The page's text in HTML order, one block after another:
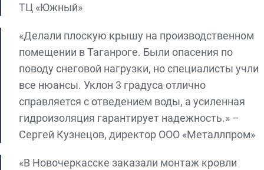
ТЦ «Южный»
«Делали плоскую крышу на производственном
помещении в Таганроге. Были опасения по
поводу снеговой нагрузки, но специалисты учли
все нюансы. Уклон 3 градуса отлично
справляется с отведением воды, а усиленная
гидроизоляция гарантирует надежность.» –
Сергей Кузнецов, директор ООО «Металлпром»
«В Новочеркасске заказали монтаж кровли